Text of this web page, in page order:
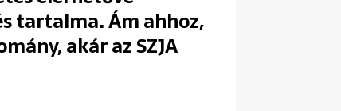
tartalma. Ám ahhoz,
akár az SZJA